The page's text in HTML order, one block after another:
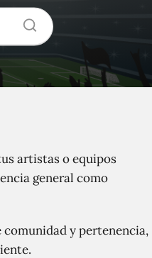
artistas o equipos
general como
y pertenencia,